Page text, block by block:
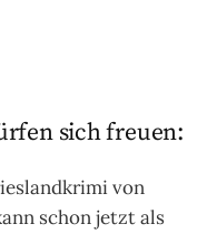
sich freuen:
von
schon jetzt als